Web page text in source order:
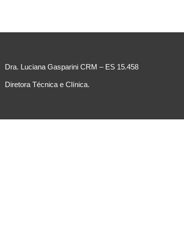
Dra. Luciana Gasparini CRM – ES 15.458
Diretora Técnica e Clínica.